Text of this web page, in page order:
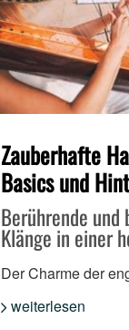
Zauberhafte
Basics und
Berührende und
Klänge in einer
Der Charme der
weiterlesen